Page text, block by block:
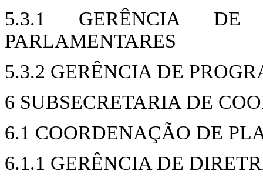
5.3.1 GERÊNCIA DE
PARLAMENTARES
5.3.2 GERÊNCIA DE
6 SUBSECRETARIA DE
6.1 COORDENAÇÃO DE
6.1.1 GERÊNCIA DE